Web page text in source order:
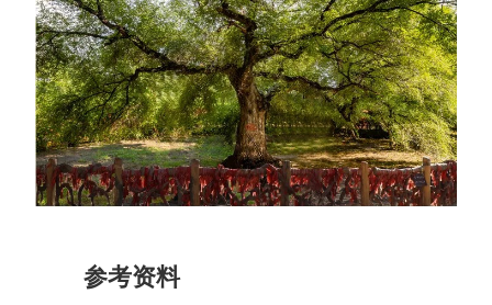
参考资料